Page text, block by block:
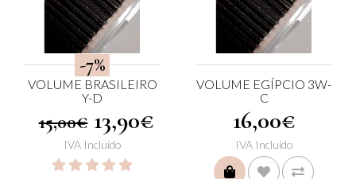
-7%
VOLUME BRASILEIRO
Y-D
15,00€ 13,90€
IVA Incluído
VOLUME EGÍPCIO 3W-
C
16,00€
IVA Incluído
COMPRAR